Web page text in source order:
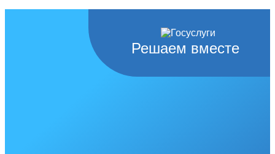
Решаем вместе